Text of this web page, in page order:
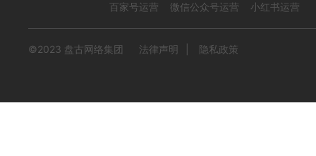
百家号运营 微信公众号运营 小红书运营
©2023 盘古网络集团 法律声明 隐私政策